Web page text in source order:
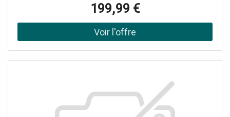
design robuste et étanche (norme IP67) résiste aux
intempéries. Elle se connecte à un système de navigation
Garmin compatible et offre une vision claire, même dans
des conditions difficiles. Installation recommandée par un
199,99 €